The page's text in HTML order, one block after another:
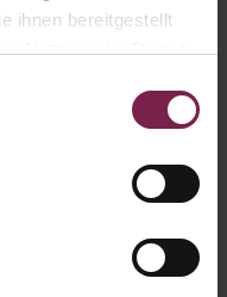
ihnen bereitgestellt